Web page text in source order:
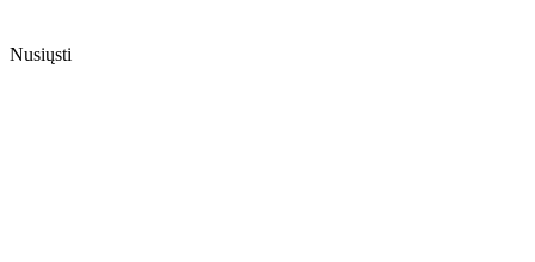
Nusiųsti